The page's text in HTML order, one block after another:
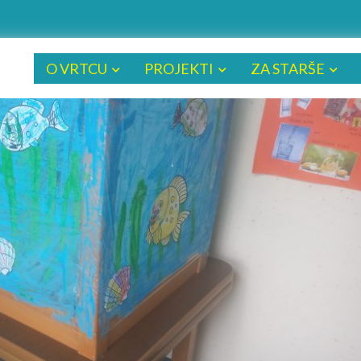
O VRTCU PROJEKTI ZA STARŠE